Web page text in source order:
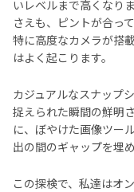
いレベルまで高くなり
さえも、ピントが合っ
特に高度なカメラが搭
はよく起こります。
カジュアルなスナップ
捉えられた瞬間の鮮明
に、ぼやけた画像ツー
出の間のギャップを埋め
この探検で、私達はオ